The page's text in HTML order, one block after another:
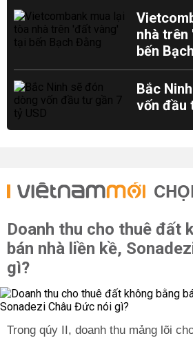
nhà
bến
Bắc
vốn đầu
Doanh thu cho thuê đất
bán nhà liền kề,
gì?
Trong qúy II, doanh thu mảng lõi